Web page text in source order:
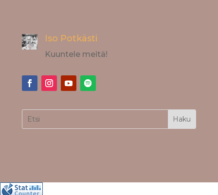
Iso Potkästi
Kuuntele meitä!